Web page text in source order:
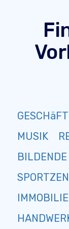
GESCHäFT
MUSIK
IMMOBILIE